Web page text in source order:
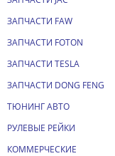
ЗАПЧАСТИ FAW
ЗАПЧАСТИ FOTON
ЗАПЧАСТИ TESLA
ЗАПЧАСТИ DONG FENG
ТЮНИНГ АВТО
РУЛЕВЫЕ РЕЙКИ
КОММЕРЧЕСКИЕ